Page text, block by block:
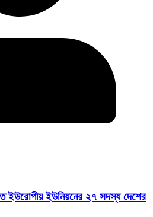
ইউরোপীয় ইউনিয়নের ২৭ সদস্য দেশের